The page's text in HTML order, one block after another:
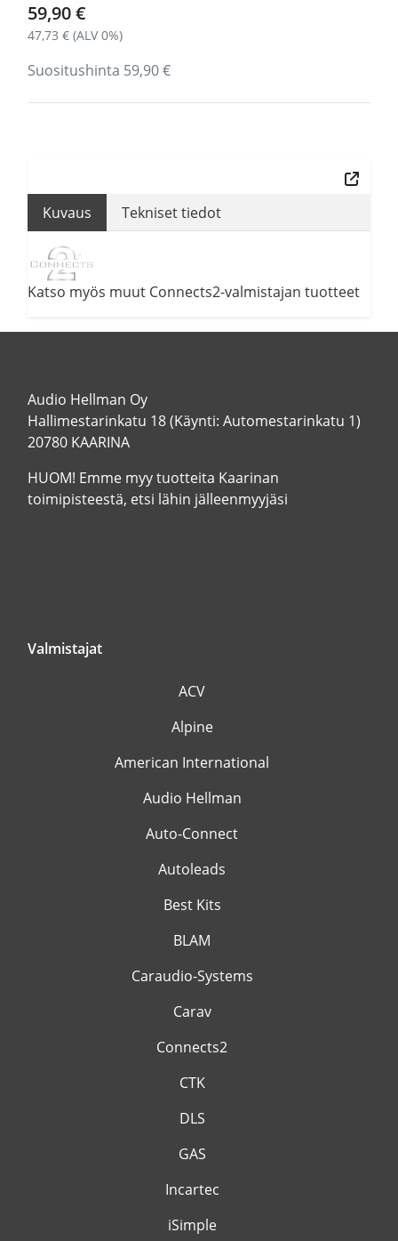
59,90 €
47,73 € (ALV 0%)
Suositushinta 59,90 €
Kuvaus Tekniset tiedot
Katso myös muut Connects2-valmistajan tuotteet
Audio Hellman Oy
Hallimestarinkatu 18 (Käynti: Automestarinkatu 1)
20780 KAARINA
HUOM! Emme myy tuotteita Kaarinan
toimipisteestä, etsi lähin jälleenmyyjäsi
Valmistajat
ACV
Alpine
American International
Audio Hellman
Auto-Connect
Autoleads
Best Kits
BLAM
Caraudio-Systems
Carav
Connects2
CTK
DLS
GAS
Incartec
iSimple